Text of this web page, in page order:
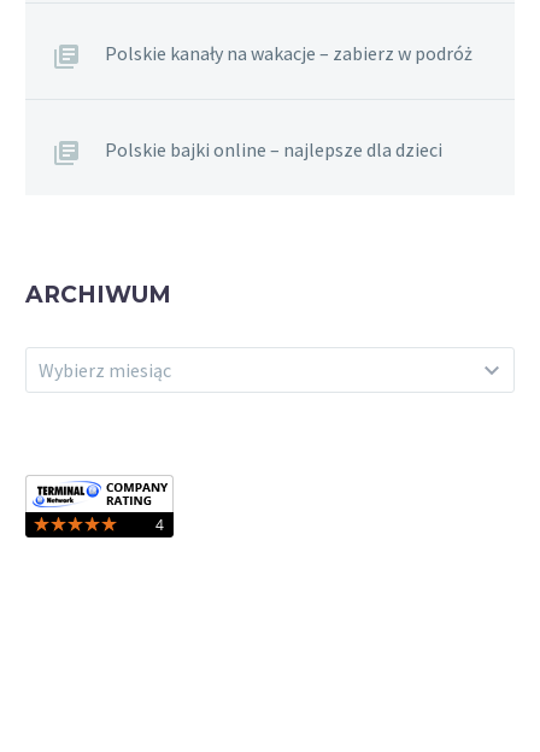
Polskie kanały na wakacje – zabierz w podróż
Polskie bajki online – najlepsze dla dzieci
ARCHIWUM
ARCHIWUM
Wybierz miesiąc